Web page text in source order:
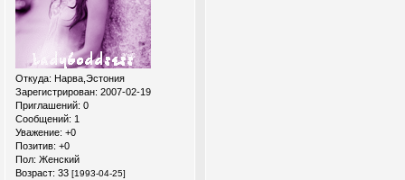
Откуда: Нарва,Эстония
Зарегистрирован: 2007-02-19
Приглашений: 0
Сообщений: 1
Уважение: +0
Позитив: +0
Пол: Женский
Возраст: 33 [1993-04-25]